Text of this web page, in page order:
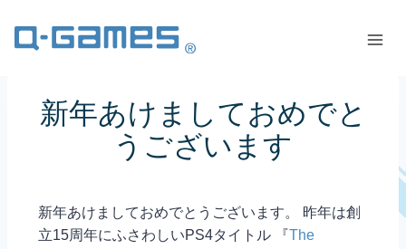
新年あけましておめでと
うございます
新年あけましておめでとうございます。 昨年は創
立15周年にふさわしいPS4タイトル 『The